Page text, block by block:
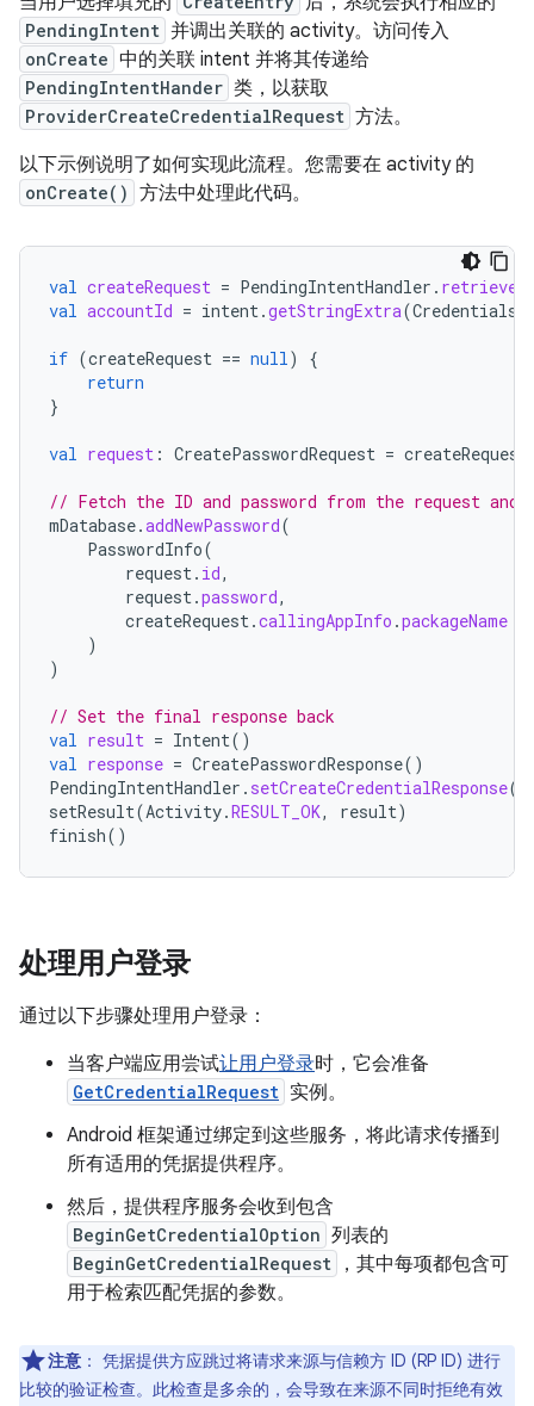
PendingIntent 并调出关联的 activity。访问传入
onCreate 中的关联 intent 并将其传递给
PendingIntentHander 类，以获取
ProviderCreateCredentialRequest 方法。
以下示例说明了如何实现此流程。您需要在 activity 的
onCreate() 方法中处理此代码。
val createRequest = PendingIntentHandler .
val accountId = intent.getStringExtra(
if (createRequest == null)
{
return
}
val request : CreatePasswordRequest = createRequest
// Fetch the ID and password from the request
mDatabase.addNewPassword(
PasswordInfo(
request. id,
request.password,
createRequest.callingAppInfo .packageName
)
)
// Set the final response back
val result = Intent()
val response = CreatePasswordResponse()
PendingIntentHandler . setCreateCredentialResponse(
setResult(Activity.RESULT_OK, result)
finish()
处理用户登录
通过以下步骤处理用户登录：
当客户端应用尝试让用户登录时，它会准备
GetCredentialRequest 实例。
Android 框架通过绑定到这些服务，将此请求传播到
所有适用的凭据提供程序。
然后，提供程序服务会收到包含
BeginGetCredentialOption 列表的
BeginGetCredentialRequest
，其中每项都包含可
用于检索匹配凭据的参数。
注意 ： 凭据提供方应跳过将请求来源与信赖方 ID (RP ID) 进行
比较的验证检查。此检查是多余的，会导致在来源不同时拒绝有效